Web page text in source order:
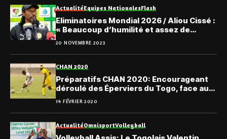
ActualitéEquipes NationalesFlash
Eliminatoires Mondial 2026 / Aliou Cissé :
« Beaucoup d’humilité et assez de
confiance »
20 NOVEMBRE 2023
CHAN 2020
Préparatifs CHAN 2020: Encourageant
déroulé des Éperviers du Togo, face aux
U23 béninois
14 FÉVRIER 2020
ActualitéOmnisportVolleyball